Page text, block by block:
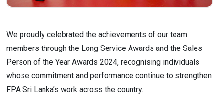
We proudly celebrated the achievements of our team
members through the Long Service Awards and the Sales
Person of the Year Awards 2024, recognising individuals
whose commitment and performance continue to strengthen
FPA Sri Lanka’s work across the country.